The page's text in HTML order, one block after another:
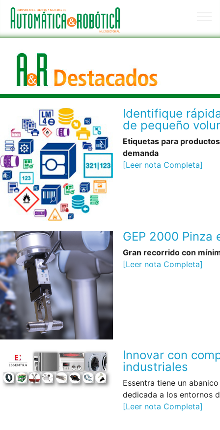
Identifique
de pequeño
Etiquetas para
demanda
[Leer nota Completa]
GEP 2000
Gran recorrido con
[Leer nota Completa]
Innovar con
industriales
Essentra tiene un
dedicada a los entornos
[Leer nota Completa]